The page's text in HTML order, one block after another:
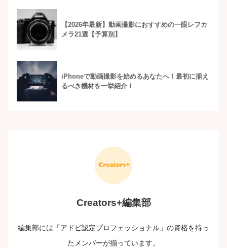
【2026年最新】動画撮影におすすめの一眼レフカ
メラ21選【予算別】
iPhoneで動画撮影を始めるあなたへ！最初に揃え
るべき機材を一挙紹介！
Creators+編集部
編集部には「アドビ認定プロフェッショナル」の資格を持っ
たメンバーが揃っています。